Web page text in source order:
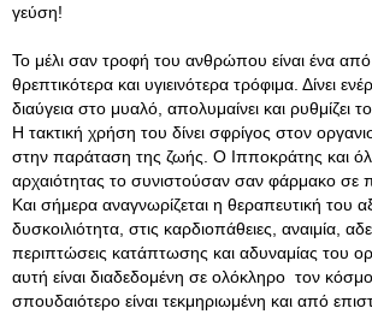
γεύση!
Το μέλι σαν τροφή του ανθρώπου είναι ένα από
θρεπτικότερα και υγιεινότερα τρόφιμα. Δίνει
διαύγεια στο μυαλό, απολυμαίνει και ρυθμίζει
Η τακτική χρήση του δίνει σφρίγος στον
στην παράταση της ζωής. Ο Ιπποκράτης και
αρχαιότητας το συνιστούσαν σαν φάρμακο σε
Και σήμερα αναγνωρίζεται η θεραπευτική του
δυσκοιλιότητα, στις καρδιοπάθειες, αναιμία,
περιπτώσεις κατάπτωσης και αδυναμίας του
αυτή είναι διαδεδομένη σε ολόκληρο τον
σπουδαιότερο είναι τεκμηριωμένη και από